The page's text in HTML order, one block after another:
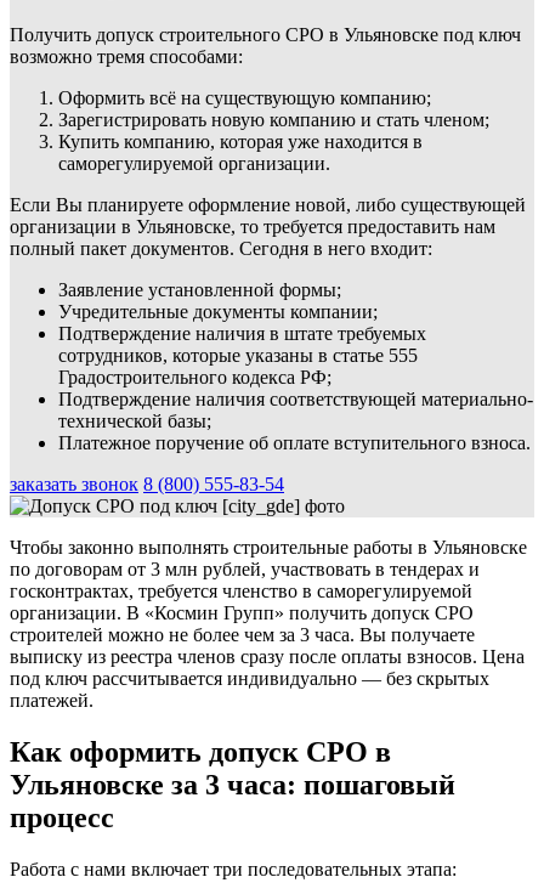
Получить допуск строительного СРО в Ульяновске под ключ
возможно тремя способами:
Оформить всё на существующую компанию;
Зарегистрировать новую компанию и стать членом;
Купить компанию, которая уже находится в
саморегулируемой организации.
Если Вы планируете оформление новой, либо существующей
организации в Ульяновске, то требуется предоставить нам
полный пакет документов. Сегодня в него входит:
Заявление установленной формы;
Учредительные документы компании;
Подтверждение наличия в штате требуемых
сотрудников, которые указаны в статье 555
Градостроительного кодекса РФ;
Подтверждение наличия соответствующей материально-
технической базы;
Платежное поручение об оплате вступительного взноса.
заказать звонок 8 (800) 555-83-54
Чтобы законно выполнять строительные работы в Ульяновске
по договорам от 3 млн рублей, участвовать в тендерах и
госконтрактах, требуется членство в саморегулируемой
организации. В «Космин Групп» получить допуск СРО
строителей можно не более чем за 3 часа. Вы получаете
выписку из реестра членов сразу после оплаты взносов. Цена
под ключ рассчитывается индивидуально — без скрытых
платежей.
Как оформить допуск СРО в
Ульяновске за 3 часа: пошаговый
процесс
Работа с нами включает три последовательных этапа: